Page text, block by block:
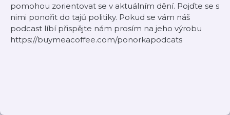
pomohou zorientovat se v aktuálním dění. Pojďte se s
nimi ponořit do tajů politiky. Pokud se vám náš
podcast líbí přispějte nám prosím na jeho výrobu
https://buymeacoffee.com/ponorkapodcats